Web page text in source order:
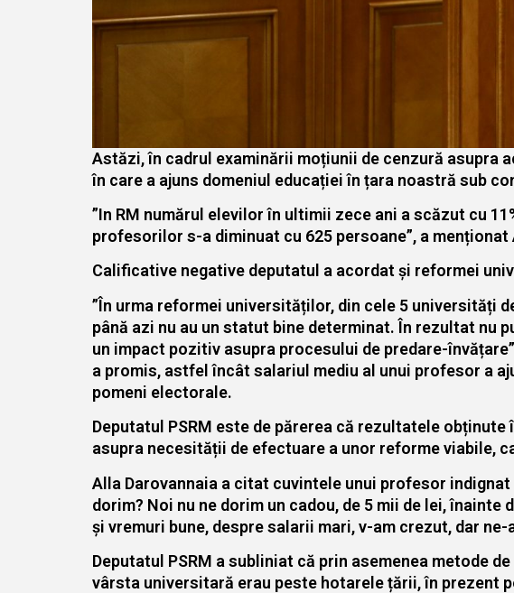
Astăzi, în cadrul examinării moțiunii de cenzură asupra
în care a ajuns domeniul educației în țara noastră sub
”In RM numărul elevilor în ultimii zece ani a scăzut cu
profesorilor s-a diminuat cu 625 persoane”, a menționat
Calificative negative deputatul a acordat și reformei
”În urma reformei universităților, din cele 5 universități
până azi nu au un statut bine determinat. În rezultat nu
un impact pozitiv asupra procesului de predare-
a promis, astfel încât salariul mediu al unui profesor a
pomeni electorale.
Deputatul PSRM este de părerea că rezultatele
asupra necesității de efectuare a unor reforme viabile,
Alla Darovannaia a citat cuvintele unui profesor
dorim? Noi nu ne dorim un cadou, de 5 mii de lei, înainte
și vremuri bune, despre salarii mari, v-am crezut, dar
Deputatul PSRM a subliniat că prin asemenea metode
vârsta universitară erau peste hotarele țării, în prezent